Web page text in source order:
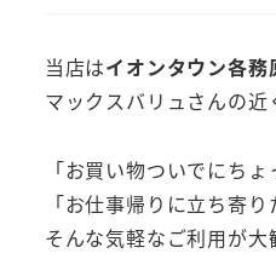
当店はイオンタウン各務
マックスバリュさんの近
「お買い物ついでにちょ
「お仕事帰りに立ち寄り
そんな気軽なご利用が大